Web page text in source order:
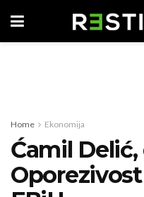
Home Ekonomija
Ćamil